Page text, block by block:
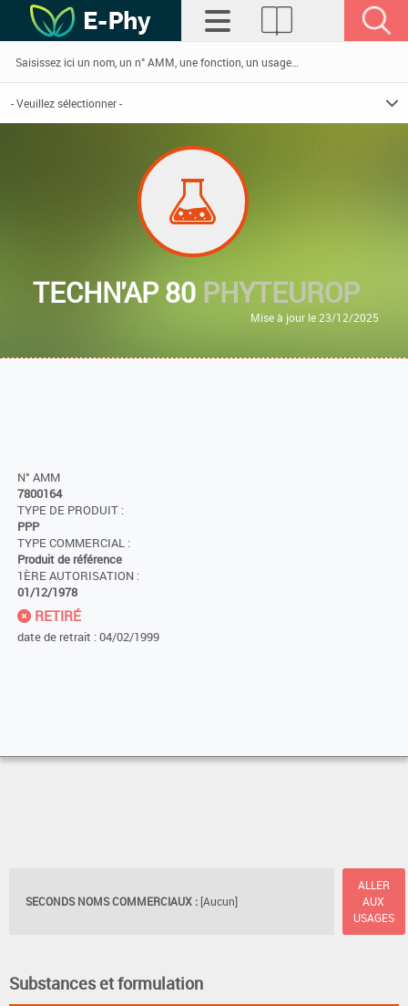
TECHN'AP 80 PHYTEUROP
Mise à jour le 23/12/2025
N° AMM
7800164
TYPE DE PRODUIT :
PPP
TYPE COMMERCIAL :
Produit de référence
1ÈRE AUTORISATION :
01/12/1978
RETIRÉ
date de retrait : 04/02/1999
SECONDS NOMS COMMERCIAUX : [Aucun]
ALLER
AUX
USAGES
Substances et formulation